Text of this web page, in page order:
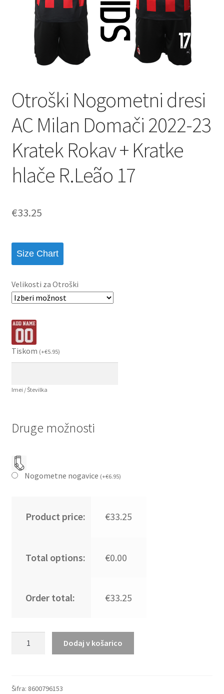
Otroški Nogometni dresi
AC Milan Domači 2022-23
Kratek Rokav + Kratke
hlače R.Leão 17
€33.25
Size Chart
Velikosti za Otroški
Tiskom (+€5.95)
Imei / Številka
Druge možnosti
Nogometne nogavice (+€6.95)
Product price: €33.25
Total options: €0.00
Order total: €33.25
Milan
Dodaj v košarico
Šifra: 8600796153